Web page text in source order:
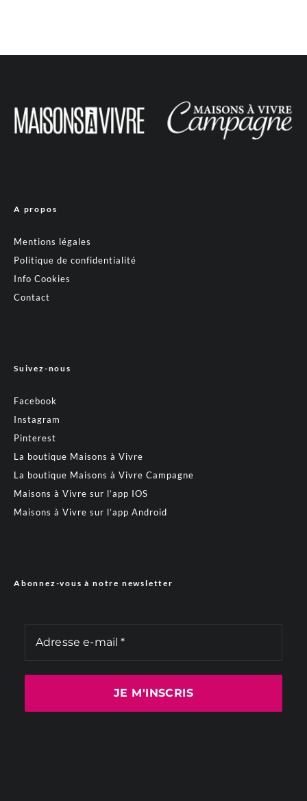
A propos
Mentions légales
Politique de confidentialité
Info Cookies
Contact
Suivez-nous
Facebook
Instagram
Pinterest
La boutique Maisons à Vivre
La boutique Maisons à Vivre Campagne
Maisons à Vivre sur l’app IOS
Maisons à Vivre sur l’app Android
Abonnez-vous à notre newsletter